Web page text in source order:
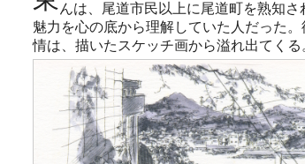
んは、尾道市民以上に尾道町を熟知
魅力を心の底から理解していた人だった
情は、描いたスケッチ画から溢れ出てくる